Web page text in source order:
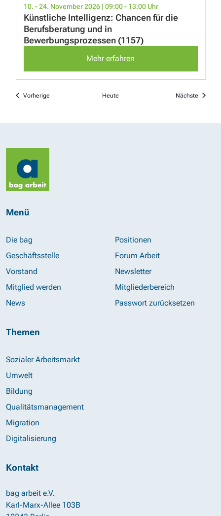
10. - 24. November 2026 | 09:00 - 13:00 Uhr
Künstliche Intelligenz: Chancen für die
Berufsberatung und in
Bewerbungsprozessen (1157)
Mehr erfahren
VorherigeVeranstaltungen Heute Nächste
Menü
Die bag
Geschäftsstelle
Vorstand
Mitglied werden
News
Positionen
Forum Arbeit
Newsletter
Mitgliederbereich
Passwort zurücksetzen
Themen
Sozialer Arbeitsmarkt
Umwelt
Bildung
Qualitätsmanagement
Migration
Digitalisierung
Kontakt
bag arbeit e.V.
Karl-Marx-Allee 103B